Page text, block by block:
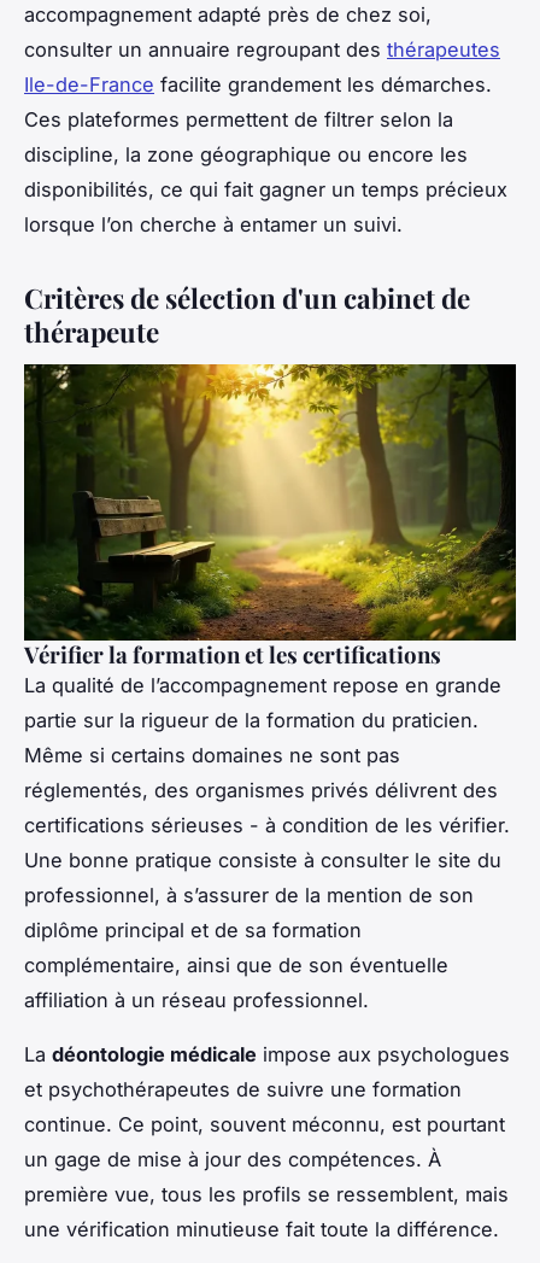
accompagnement adapté près de chez soi,
consulter un annuaire regroupant des thérapeutes
Ile-de-France facilite grandement les démarches.
Ces plateformes permettent de filtrer selon la
discipline, la zone géographique ou encore les
disponibilités, ce qui fait gagner un temps précieux
lorsque l’on cherche à entamer un suivi.
Critères de sélection d'un cabinet de
thérapeute
Vérifier la formation et les certifications
La qualité de l’accompagnement repose en grande
partie sur la rigueur de la formation du praticien.
Même si certains domaines ne sont pas
réglementés, des organismes privés délivrent des
certifications sérieuses - à condition de les vérifier.
Une bonne pratique consiste à consulter le site du
professionnel, à s’assurer de la mention de son
diplôme principal et de sa formation
complémentaire, ainsi que de son éventuelle
affiliation à un réseau professionnel.
La déontologie médicale impose aux psychologues
et psychothérapeutes de suivre une formation
continue. Ce point, souvent méconnu, est pourtant
un gage de mise à jour des compétences. À
première vue, tous les profils se ressemblent, mais
une vérification minutieuse fait toute la différence.